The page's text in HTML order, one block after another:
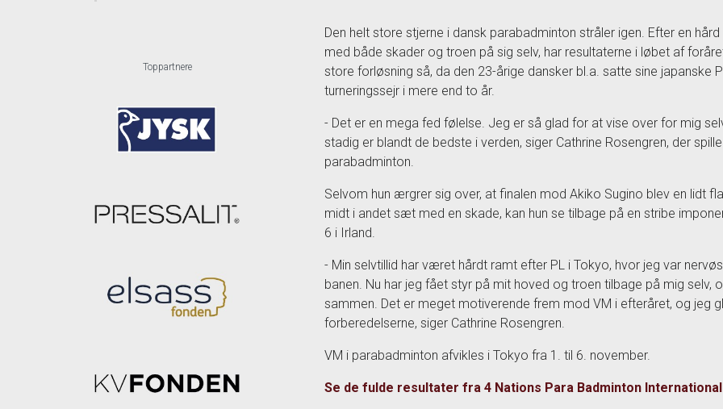
Toppartnere
Den helt store stjerne i dansk parabadminton stråler igen. Efter en
med både skader og troen på sig selv, har resultaterne i løbet af
store forløsning så, da den 23-årige dansker bl.a. satte sine japanske
turneringssejr i mere end to år.
- Det er en mega fed følelse. Jeg er så glad for at vise over for mig
stadig er blandt de bedste i verden, siger Cathrine Rosengren, der
parabadminton.
Selvom hun ærgrer sig over, at finalen mod Akiko Sugino blev en lidt
midt i andet sæt med en skade, kan hun se tilbage på en stribe
6 i Irland.
- Min selvtillid har været hårdt ramt efter PL i Tokyo, hvor jeg var
banen. Nu har jeg fået styr på mit hoved og troen tilbage på mig selv,
sammen. Det er meget motiverende frem mod VM i efteråret, og
forberedelserne, siger Cathrine Rosengren.
VM i parabadminton afvikles i Tokyo fra 1. til 6. november.
Se de fulde resultater fra 4 Nations Para Badminton International